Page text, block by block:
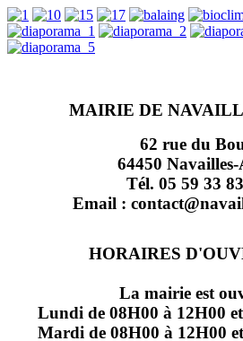
MAIRIE DE
62 rue du
64450 Navailles-
Tél. 05 59 33
Email :
HORAIRES
La mairie est
Lundi de 08H00 à 12H00
Mardi de 08H00 à 12H00